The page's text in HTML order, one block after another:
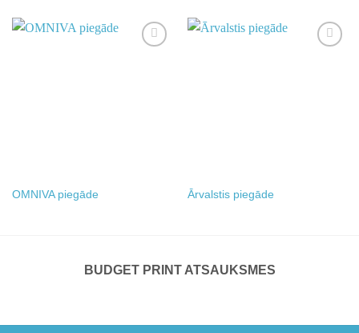
OMNIVA piegāde Ārvalstis piegāde
BUDGET PRINT ATSAUKSMES